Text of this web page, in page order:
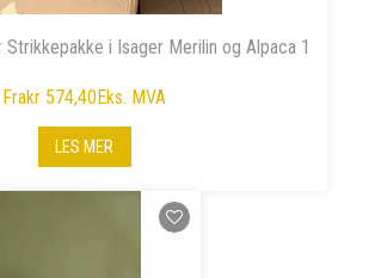
i Isager Merilin og Alpaca 1
Frakr 574,40Eks. MVA
LES MER